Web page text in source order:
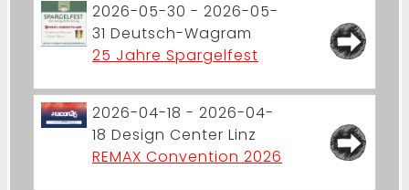
2026-05-30 - 2026-05-
31 Deutsch-Wagram
25 Jahre Spargelfest
2026-04-18 - 2026-04-
18 Design Center Linz
REMAX Convention 2026